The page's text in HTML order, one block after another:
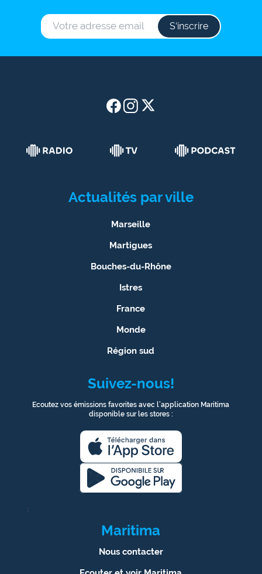
S‘inscrire
Actualités par ville
Marseille
Martigues
Bouches-du-Rhône
Istres
France
Monde
Région sud
Suivez-nous!
Ecoutez vos émissions favorites avec l’application Maritima
disponible sur les stores :
1
Maritima
Nous contacter